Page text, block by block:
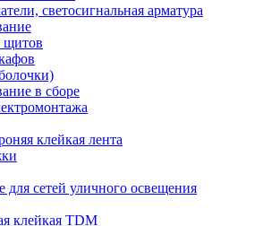
светосигнальная арматура
щитов
в сборе
клейкая лента
сетей уличного освещения
клейкая TDM